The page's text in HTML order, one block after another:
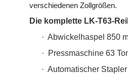
verschiedenen Zollgrößen.
Die komplette LK-T63-
· Abwickelhaspel 850
·
Pressmaschine 63
· Automatischer